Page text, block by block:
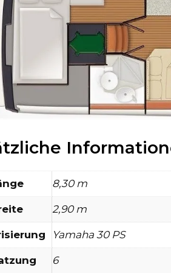
8,30 m
2,90 m
Yamaha 30 PS
6